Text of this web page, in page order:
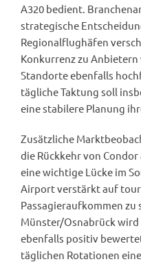
A320 bedient.
strategische
Regionalflughäfen
Konkurrenz zu
Standorte ebenfalls
tägliche Taktung soll
eine stabilere Planung
Zusätzliche
die Rückkehr von
eine wichtige Lücke im
Airport verstärkt auf
Passagieraufkommen
Münster/Osnabrück
ebenfalls positiv
täglichen Rotationen